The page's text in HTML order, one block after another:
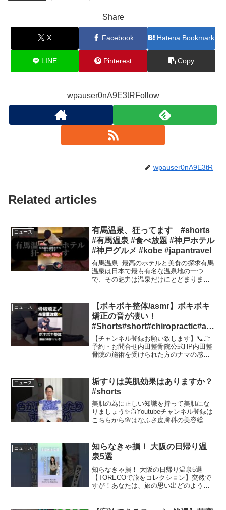
Share
X Facebook Hatena Bookmark
LINE Pinterest Copy
wpauser0nA9E3tRFollow
wpauser0nA9E3tR
Related articles
ニュース
有馬温泉、狂ってます #shorts
#有馬温泉 #食べ放題 #神戸ホテル
#神戸グルメ #kobe #japantravel
有馬温泉: 最高のホテルと美食の探求有馬
温泉は日本で最も有名な温泉地の一つ
で、その魅力は温泉だけにとどまりませ
れています。本記事では、有馬温泉の中
でも特に話題を呼んでい...
ニュース
【ボキボキ整体/asmr】ボキボキ
矯正の音が凄い！
#Shorts#short#chiropractic#adj
ustment #内田整骨院 #大阪市 #
ボキボキ #肩こり #腰痛 #骨盤矯
正 #猫背
【チャンネル登録お願い致します】📞ご
予約・お問合せ内田整骨院公式HP内田整
骨院の施術を受けられた方のナマの感想▪️
整骨院に来院▪️【ボッキボキ】整体の達人
が骨を鳴らす！ 亀田史...
ニュース
垢すりは美肌効果はありますか？
#shorts
美肌の為に正しい知識を持って美肌にな
りましょう✨📺Youtubeチャンネル登録は
こちらから🌸はなふさ皮膚科の美容総合
のTikTok#垢すり#アカスリ#...
ニュース
知らなきゃ損！ 大阪の日帰り温
泉5選
知らなきゃ損！ 大阪の日帰り温泉5選
【TORECOで旅をコレクション】突然で
すが！あなたは、旅の思い出どのように